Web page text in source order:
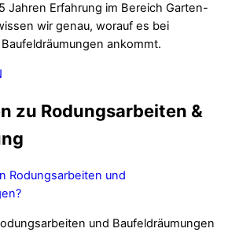
Jahren Erfahrung im Bereich Garten-
wir genau, worauf es bei
ankommt.
zu Rodungsarbeiten &
Rodungsarbeiten und
und Baufeldräumungen